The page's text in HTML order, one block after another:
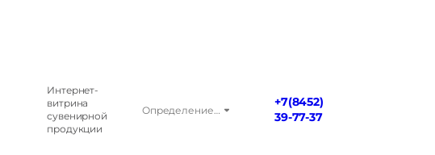
Интернет-
витрина
сувенирной
продукции
Определение…
+7(8452)
39-77-37